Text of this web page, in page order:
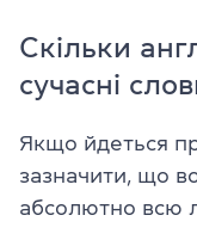
Скільки
сучасні
Якщо йдеться
зазначити, що
абсолютно всю